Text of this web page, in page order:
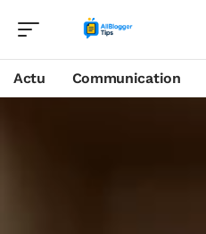
Actu Communication